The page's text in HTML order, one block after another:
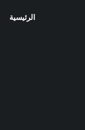
الرئيسية